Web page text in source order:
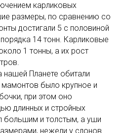
карликовых
размеры, по сравнению со
достигали 5 с половиной
14 тонн. Карликовые
1 тонны, а их рост
Планете обитали
мамонтов было крупное и
при этом оно
длинных и стройных
большим и толстым, а уши
нежели у слонов.